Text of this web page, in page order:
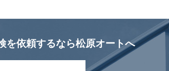
を依頼するなら松原オートへ